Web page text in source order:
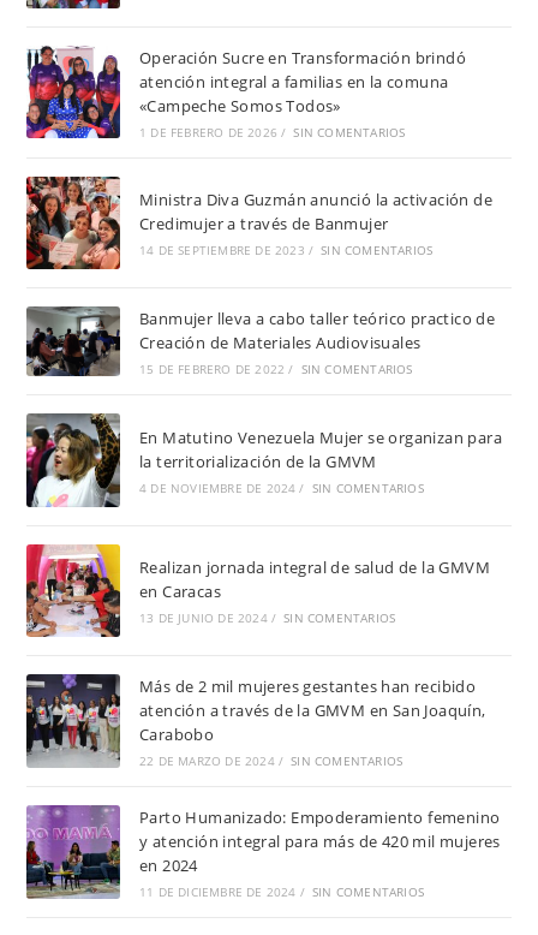
Operación Sucre en Transformación brindó
atención integral a familias en la comuna
«Campeche Somos Todos»
1 DE FEBRERO DE 2026 / SIN COMENTARIOS
Ministra Diva Guzmán anunció la activación de
Credimujer a través de Banmujer
14 DE SEPTIEMBRE DE 2023 / SIN COMENTARIOS
Banmujer lleva a cabo taller teórico practico de
Creación de Materiales Audiovisuales
15 DE FEBRERO DE 2022 / SIN COMENTARIOS
En Matutino Venezuela Mujer se organizan para
la territorialización de la GMVM
4 DE NOVIEMBRE DE 2024 / SIN COMENTARIOS
Realizan jornada integral de salud de la GMVM
en Caracas
13 DE JUNIO DE 2024 / SIN COMENTARIOS
Más de 2 mil mujeres gestantes han recibido
atención a través de la GMVM en San Joaquín,
Carabobo
22 DE MARZO DE 2024 / SIN COMENTARIOS
Parto Humanizado: Empoderamiento femenino
y atención integral para más de 420 mil mujeres
en 2024
11 DE DICIEMBRE DE 2024 / SIN COMENTARIOS